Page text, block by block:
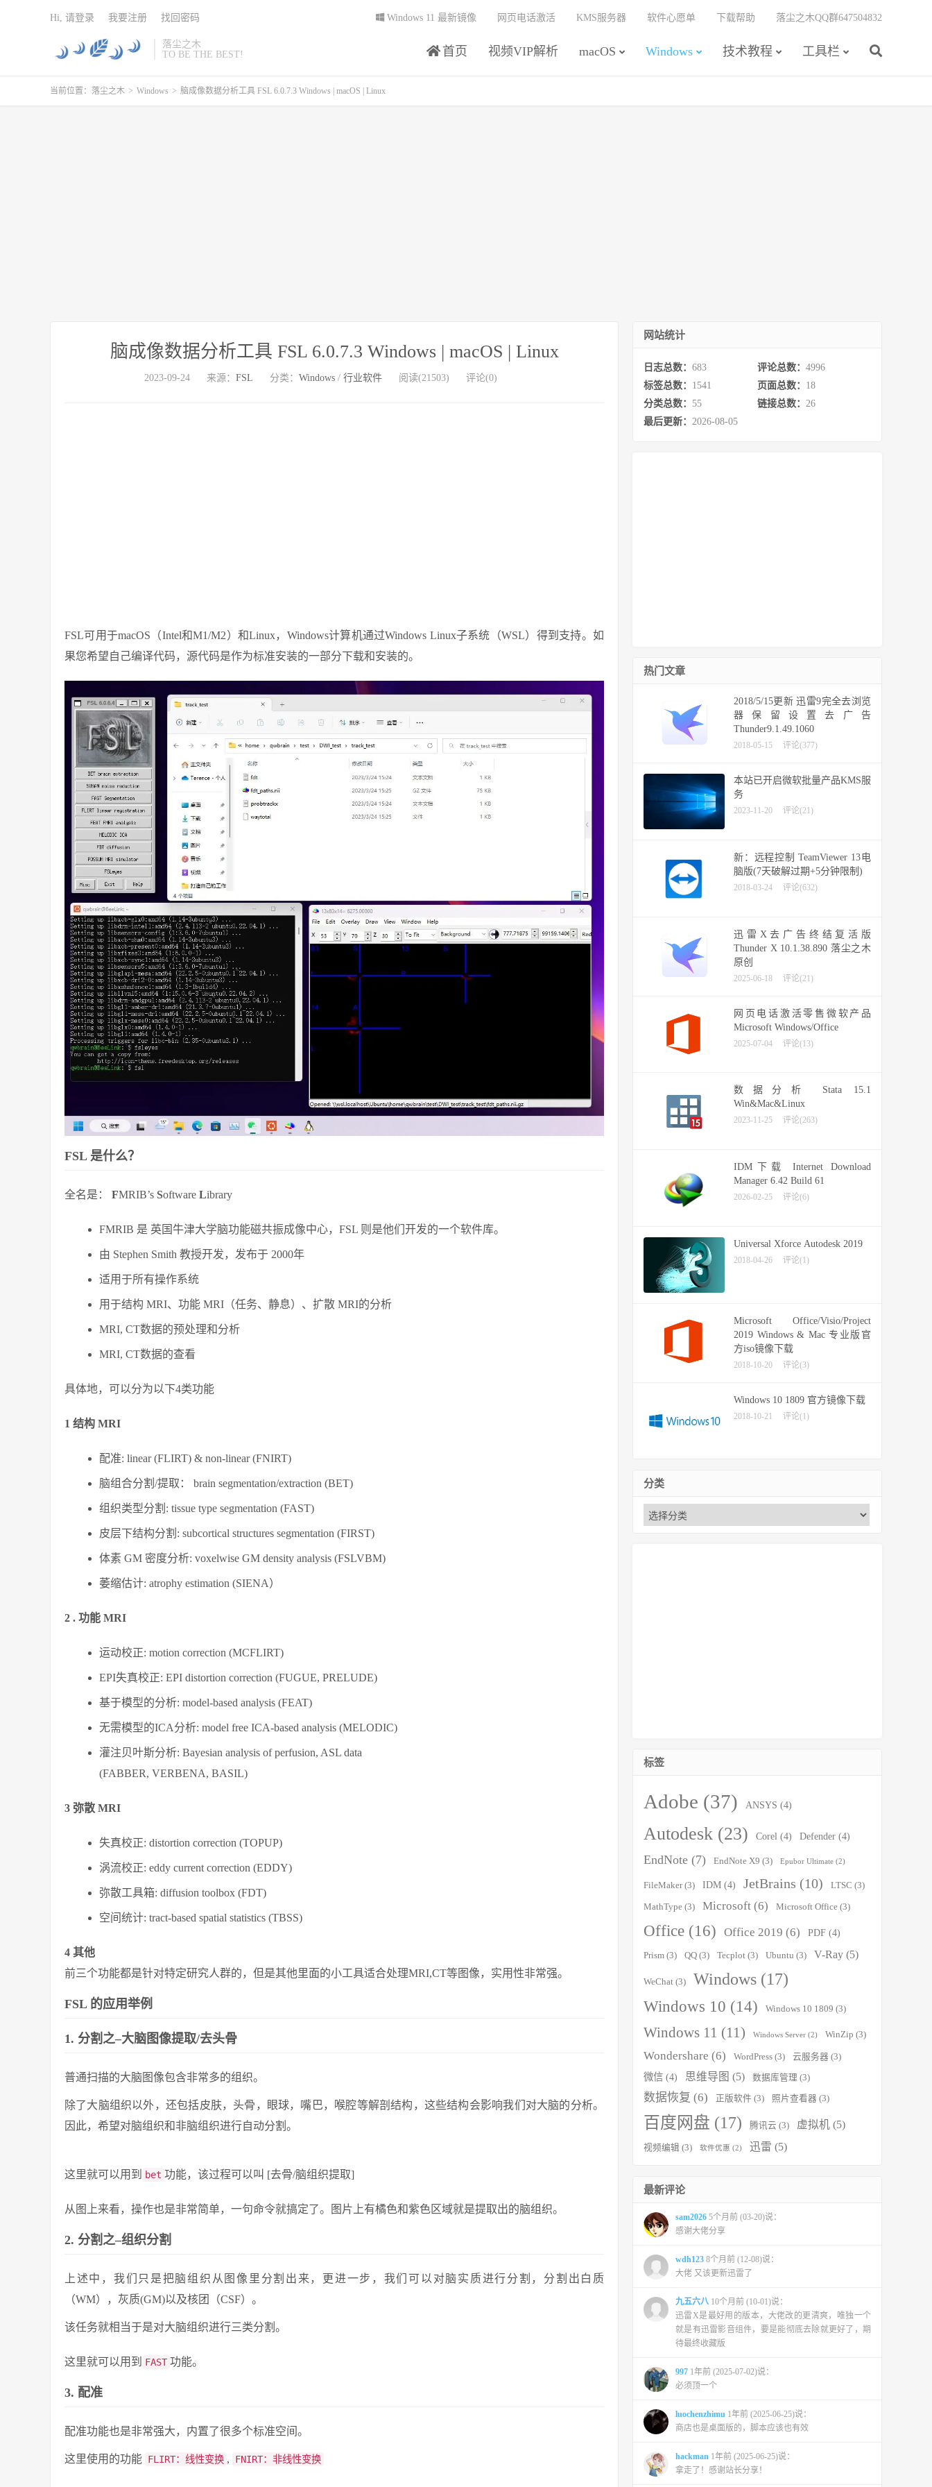
落尘之木
TO BE THE BEST!
首页 视频VIP解析 macOS Windows 技术教程 工具栏
Windows 11 最新镜像 网页电话激活 KMS服务器 软件心愿单 下载帮助 落尘之木QQ群647504832
Hi, 请登录 我要注册 找回密码
当前位置： 落尘之木 > Windows > 脑成像数据分析工具 FSL 6.0.7.3 Windows | macOS | Linux
脑成像数据分析工具 FSL 6.0.7.3 Windows | macOS | Linux
2023-09-24 来源： FSL 分类： Windows/ 行业软件 阅读(21503) 评论(0)
FSL可用于macOS（Intel和M1/M2）和Linux，Windows计算机通过Windows Linux子系统（WSL）得到支持。如
果您希望自己编译代码，源代码是作为标准安装的一部分下载和安装的。
FSL 是什么？
全名是： FMRIB’s Software Library
FMRIB 是 英国牛津大学脑功能磁共振成像中心，FSL 则是他们开发的一个软件库。
由 Stephen Smith 教授开发，发布于 2000年
适用于所有操作系统
用于结构 MRI、功能 MRI（任务、静息）、扩散 MRI的分析
MRI, CT数据的预处理和分析
MRI, CT数据的查看
具体地，可以分为以下4类功能
1 结构 MRI
配准: linear (FLIRT) & non-linear (FNIRT)
脑组合分割/提取： brain segmentation/extraction (BET)
组织类型分割: tissue type segmentation (FAST)
皮层下结构分割: subcortical structures segmentation (FIRST)
体素 GM 密度分析: voxelwise GM density analysis (FSLVBM)
萎缩估计: atrophy estimation (SIENA）
2 . 功能 MRI
运动校正: motion correction (MCFLIRT)
EPI失真校正: EPI distortion correction (FUGUE, PRELUDE)
基于模型的分析: model-based analysis (FEAT)
无需模型的ICA分析: model free ICA-based analysis (MELODIC)
灌注贝叶斯分析: Bayesian analysis of perfusion, ASL data
(FABBER, VERBENA, BASIL)
3 弥散 MRI
失真校正: distortion correction (TOPUP)
涡流校正: eddy current correction (EDDY)
弥散工具箱: diffusion toolbox (FDT)
空间统计: tract-based spatial statistics (TBSS)
4 其他
前三个功能都是针对特定研究人群的，但是其他里面的小工具适合处理MRI,CT等图像，实用性非常强。
FSL 的应用举例
1. 分割之–大脑图像提取/去头骨
普通扫描的大脑图像包含非常多的组织。
除了大脑组织以外，还包括皮肤，头骨，眼球，嘴巴，喉腔等解剖结构，这些结构会影响我们对大脑的分析。
因此，希望对脑组织和非脑组织进行自动分割。
这里就可以用到 bet 功能，该过程可以叫 [去骨/脑组织提取]
从图上来看，操作也是非常简单，一句命令就搞定了。图片上有橘色和紫色区域就是提取出的脑组织。
2. 分割之–组织分割
上述中，我们只是把脑组织从图像里分割出来，更进一步，我们可以对脑实质进行分割，分割出白质
（WM），灰质(GM)以及核团（CSF）。
该任务就相当于是对大脑组织进行三类分割。
这里就可以用到 FAST 功能。
3. 配准
配准功能也是非常强大，内置了很多个标准空间。
这里使用的功能 FLIRT：线性变换 , FNIRT：非线性变换
网站统计
日志总数： 683 评论总数： 4996
标签总数： 1541 页面总数： 18
分类总数： 55 链接总数： 26
最后更新： 2026-08-05
热门文章
2018/5/15更新 迅雷9完全去浏览
器保留设置去广告
Thunder9.1.49.1060
2018-05-15 评论(377)
本站已开启微软批量产品KMS服
务
2023-11-20 评论(21)
新：远程控制 TeamViewer 13电
脑版(7天破解过期+5分钟限制)
2018-03-24 评论(632)
迅雷X去广告终结复活版
Thunder X 10.1.38.890 落尘之木
原创
2025-06-18 评论(21)
网页电话激活零售微软产品
Microsoft Windows/Office
2025-07-04 评论(13)
数据分析 Stata 15.1
Win&Mac&Linux
2023-11-25 评论(263)
IDM下载 Internet Download
Manager 6.42 Build 61
2026-02-25 评论(6)
Universal Xforce Autodesk 2019
2018-04-26 评论(1)
Microsoft Office/Visio/Project
2019 Windows & Mac 专业版官
方iso镜像下载
2018-10-20 评论(3)
Windows 10 1809 官方镜像下载
2018-10-21 评论(1)
分类
标签
Adobe (37) ANSYS (4)
Autodesk (23) Corel (4) Defender (4)
EndNote (7) EndNote X9 (3) Epubor Ultimate (2)
FileMaker(3) IDM (4) JetBrains (10) LTSC (3)
MathType (3) Microsoft (6) Microsoft Office (3)
Office (16) Office 2019 (6) PDF (4)
Prism (3) QQ (3) Tecplot (3) Ubuntu (3) V-Ray (5)
WeChat (3) Windows (17)
Windows 10 (14) Windows 10 1809 (3)
Windows 11 (11) Windows Server (2) WinZip (3)
Wondershare (6) WordPress (3) 云服务器 (3)
微信 (4) 思维导图 (5) 数据库管理 (3)
数据恢复 (6) 正版软件 (3) 照片查看器 (3)
百度网盘 (17) 腾讯云 (3) 虚拟机 (5)
视频编辑 (3) 软件优惠 (2) 迅雷 (5)
最新评论
sam2026 5个月前 (03-20)说：
感谢大佬分享
wdh123 8个月前 (12-08)说：
大佬 又该更新迅雷了
九五六八 10个月前 (10-01)说：
迅雷X是最好用的版本，大佬改的更清爽，唯独一个
就是有迅雷影音组件，要是能彻底去除就更好了，期
待最终收藏版
997 1年前 (2025-07-02)说：
必须顶一个
luochenzhimu 1年前 (2025-06-25)说：
商店也是桌面版的，脚本应该也有效
hackman 1年前 (2025-06-25)说：
拿走了！感谢站长分享！